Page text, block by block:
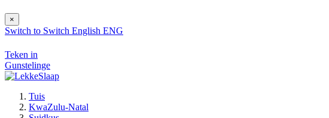
×
Switch to Switch English ENG
Teken in
Gunstelinge
Tuis
KwaZulu-Natal